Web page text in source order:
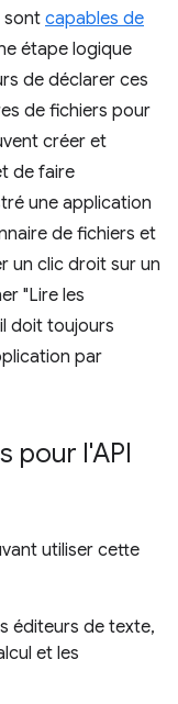
sont capables de
étape logique
de déclarer ces
de fichiers pour
créer et
de faire
une application
de fichiers et
un clic droit sur un
"Lire les
doit toujours
par
pour l'API
utiliser cette
éditeurs de texte,
et les